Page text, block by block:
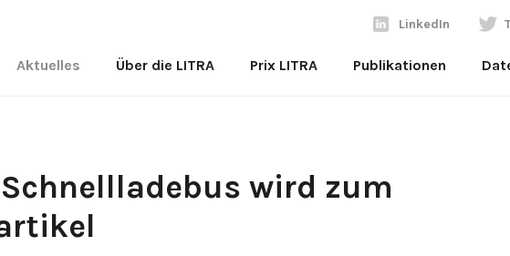
LinkedIn
Aktuelles Über die LITRA Prix LITRA Publikationen
wird zum